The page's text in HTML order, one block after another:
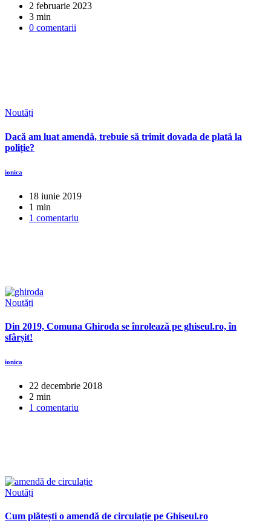
2 februarie 2023
3 min
0 comentarii
Noutăți
Dacă am luat amendă, trebuie să trimit dovada de plată la
poliție?
ionica
18 iunie 2019
1 min
1 comentariu
Noutăți
Din 2019, Comuna Ghiroda se înrolează pe ghiseul.ro, în
sfârșit!
ionica
22 decembrie 2018
2 min
1 comentariu
Noutăți
Cum plătești o amendă de circulație pe Ghiseul.ro